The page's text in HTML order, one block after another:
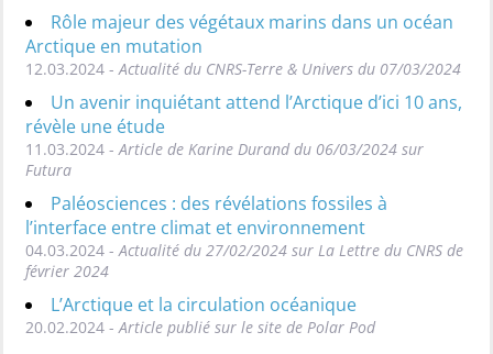
Rôle majeur des végétaux marins dans un océan
Arctique en mutation
12.03.2024 - Actualité du CNRS-Terre & Univers du 07/03/2024
Un avenir inquiétant attend l’Arctique d’ici 10 ans,
révèle une étude
11.03.2024 - Article de Karine Durand du 06/03/2024 sur
Futura
Paléosciences : des révélations fossiles à
l’interface entre climat et environnement
04.03.2024 - Actualité du 27/02/2024 sur La Lettre du CNRS de
février 2024
L’Arctique et la circulation océanique
20.02.2024 - Article publié sur le site de Polar Pod